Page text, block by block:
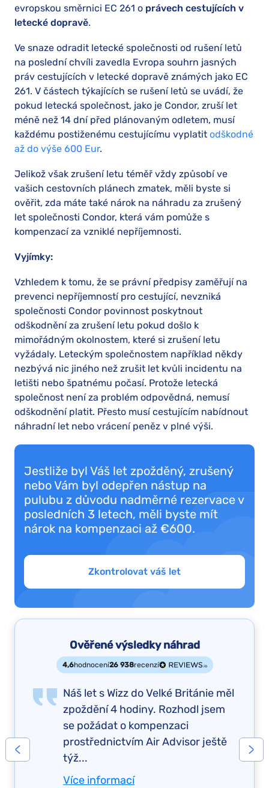
evropskou směrnici EC 261 o právech cestujících v
letecké dopravě.
Ve snaze odradit letecké společnosti od rušení letů
na poslední chvíli zavedla Evropa souhrn jasných
práv cestujících v letecké dopravě známých jako EC
261. V částech týkajících se rušení letů se uvádí, že
pokud letecká společnost, jako je Condor, zruší let
méně než 14 dní před plánovaným odletem, musí
každému postiženému cestujícímu vyplatit odškodné
až do výše 600 Eur.
Jelikož však zrušení letu téměř vždy způsobí ve
vašich cestovních plánech zmatek, měli byste si
ověřit, zda máte také nárok na náhradu za zrušený
let společnosti Condor, která vám pomůže s
kompenzací za vzniklé nepříjemnosti.
Vyjímky:
Vzhledem k tomu, že se právní předpisy zaměřují na
prevenci nepříjemností pro cestující, nevzniká
společnosti Condor povinnost poskytnout
odškodnění za zrušení letu pokud došlo k
mimořádným okolnostem, které si zrušení letu
vyžádaly. Leteckým společnostem například někdy
nezbývá nic jiného než zrušit let kvůli incidentu na
letišti nebo špatnému počasí. Protože letecká
společnost není za problém odpovědná, nemusí
odškodnění platit. Přesto musí cestujícím nabídnout
náhradní let nebo vrácení peněz v plné výši.
Jestliže byl Váš let zpožděný, zrušený
nebo Vám byl odepřen nástup na
pulubu z důvodu nadměrné rezervace v
posledních 3 letech, měli byste mít
nárok na kompenzaci až €600.
Zkontrolovat váš let
Ověřené výsledky náhrad
4,6hodnocení26 938recenzí
Náš let s Wizz do Velké Británie měl
zpoždění 4 hodiny. Rozhodl jsem
se požádat o kompenzaci
prostřednictvím Air Advisor ještě
týž...
Více informací